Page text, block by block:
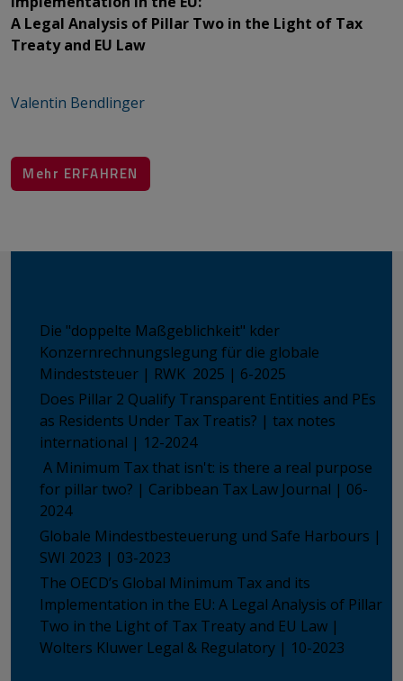
A Legal Analysis of Pillar Two in the Light of Tax
Treaty and EU Law
​​​​​​​Valentin Bendlinger​​​​​​​​​​​​​​​​​​​​​
​​​​​​​​​​​​​​Mehr ERFAHREN
Die "doppelte Maßgeblichkeit" kder
Konzernrechnungslegung für die globale
Mindeststeuer | RWK 2025 | 6-2025
Does Pillar 2 Qualify Transparent Entities and PEs
as Residents Under Tax Treatis? | tax notes
international | 12-2024
A Minimum Tax that isn't: is there a real purpose
for pillar two? | Caribbean Tax Law Journal | 06-
2024
Globale Mindestbesteuerung und Safe Harbours |
SWI 2023 | 03-2023
The OECD’s Global Minimum Tax and its
Implementation in the EU: A Legal Analysis of Pillar
Two in the Light of Tax Treaty and EU Law |
Wolters Kluwer Legal & Regulatory | 10-2023